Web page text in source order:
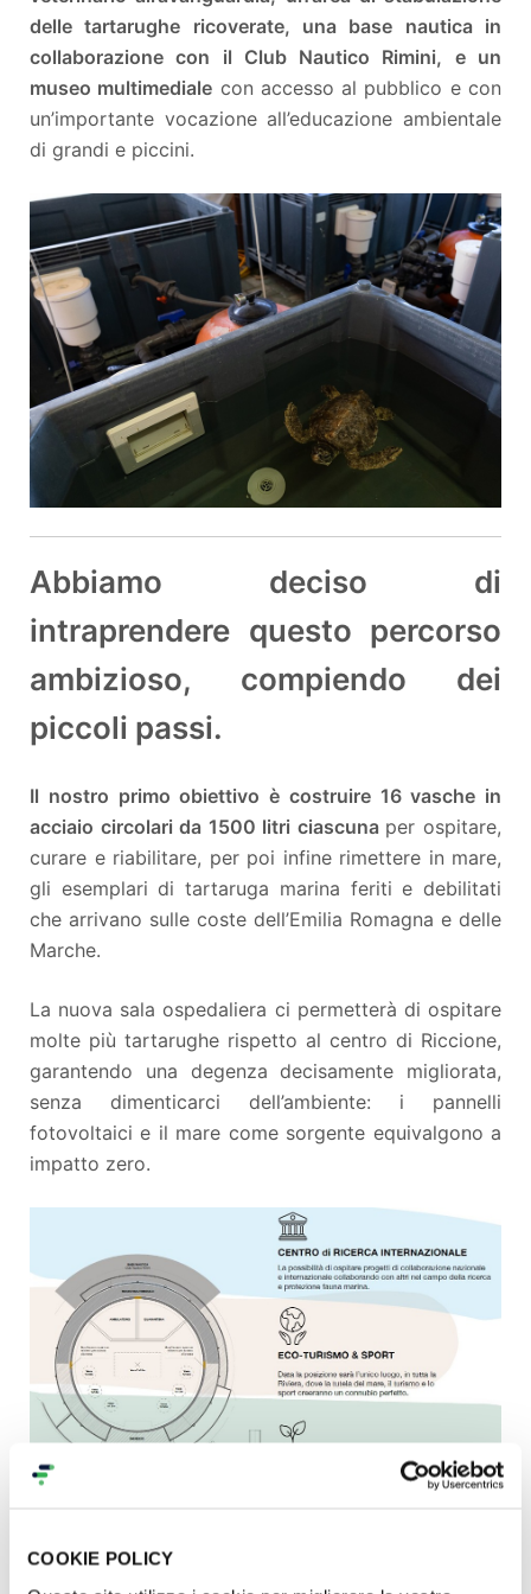
COOKIE POLICY
delle tartarughe ricoverate, una base nautica in
collaborazione con il Club Nautico Rimini, e un
museo multimediale con accesso al pubblico e con
un’importante vocazione all’educazione ambientale
di grandi e piccini.
Abbiamo deciso di
intraprendere questo percorso
ambizioso, compiendo dei
piccoli passi.
Il nostro primo obiettivo è costruire 16 vasche in
acciaio circolari da 1500 litri ciascuna per ospitare,
curare e riabilitare, per poi infine rimettere in mare,
gli esemplari di tartaruga marina feriti e debilitati
che arrivano sulle coste dell’Emilia Romagna e delle
Marche.
La nuova sala ospedaliera ci permetterà di ospitare
molte più tartarughe rispetto al centro di Riccione,
garantendo una degenza decisamente migliorata,
senza dimenticarci dell’ambiente: i pannelli
fotovoltaici e il mare come sorgente equivalgono a
impatto zero.
tartarughe marine e a preservare il nostro mare,